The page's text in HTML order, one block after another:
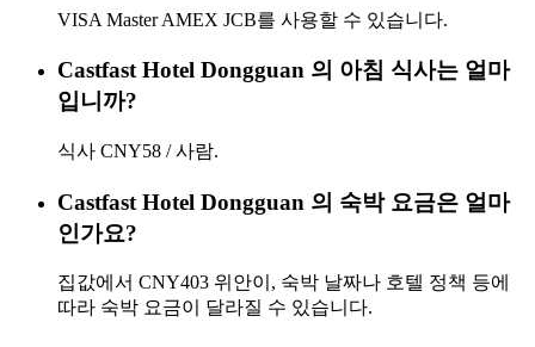
VISA Master AMEX JCB를 사용할 수 있습니다.
Castfast Hotel Dongguan 의 아침 식사는 얼마
입니까?
식사 CNY58 / 사람.
Castfast Hotel Dongguan 의 숙박 요금은 얼마
인가요?
집값에서 CNY403 위안이, 숙박 날짜나 호텔 정책 등에
따라 숙박 요금이 달라질 수 있습니다.